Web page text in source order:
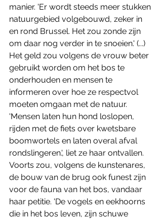
manier. 'Er wordt steeds meer stukken
natuurgebied volgebouwd, zeker in
en rond Brussel. Het zou zonde zijn
om daar nog verder in te snoeien.' (...)
Het geld zou volgens de vrouw beter
gebruikt worden om het bos te
onderhouden en mensen te
informeren over hoe ze respectvol
moeten omgaan met de natuur.
'Mensen laten hun hond loslopen,
rijden met de fiets over kwetsbare
boomwortels en laten overal afval
rondslingeren.', liet ze haar ontvallen.
Voorts zou, volgens de kunstenares,
de bouw van de brug ook funest zijn
voor de fauna van het bos, vandaar
haar petitie. 'De vogels en eekhoorns
die in het bos leven, zijn schuwe